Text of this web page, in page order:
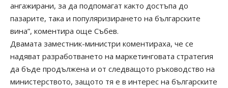
ангажирани, за да подпомагат както достъпа до
пазарите, така и популяризирането на българските
вина”, коментира още Събев.
Двамата заместник-министри коментираха, че се
надяват разработването на маркетинговата стратегия
да бъде продължена и от следващото ръководство на
министерството, защото тя е в интерес на българските